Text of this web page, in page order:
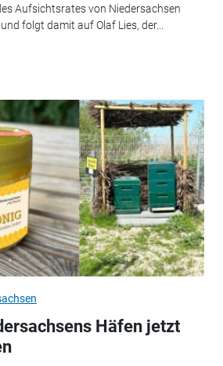
Aufsichtsrates von Niedersachsen
folgt damit auf Olaf Lies, der...
Häfen jetzt